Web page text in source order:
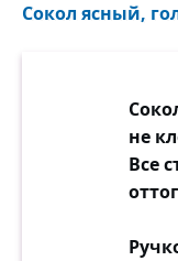
Сокол ясный,
не
Все